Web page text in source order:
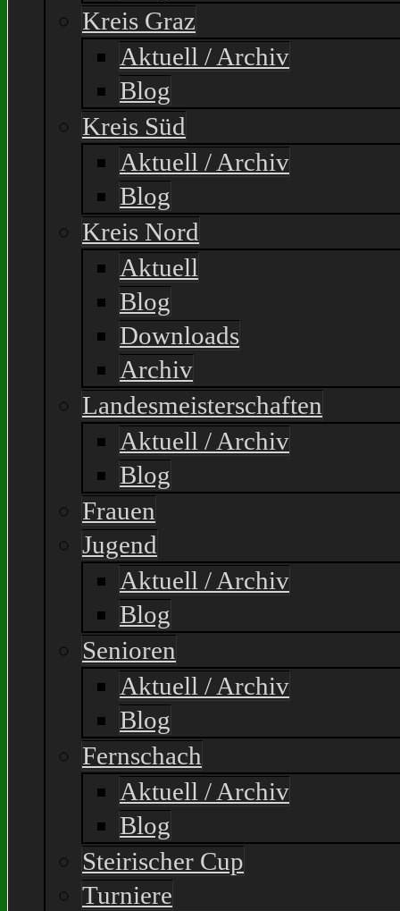
Kreis Graz
Aktuell / Archiv
Blog
Kreis Süd
Aktuell / Archiv
Blog
Kreis Nord
Aktuell
Blog
Downloads
Archiv
Landesmeisterschaften
Aktuell / Archiv
Blog
Frauen
Jugend
Aktuell / Archiv
Blog
Senioren
Aktuell / Archiv
Blog
Fernschach
Aktuell / Archiv
Blog
Steirischer Cup
Turniere